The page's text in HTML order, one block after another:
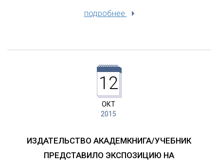
подробнее
12
ОКТ
2015
ИЗДАТЕЛЬСТВО АКАДЕМКНИГА/УЧЕБНИК
ПРЕДСТАВИЛО ЭКСПОЗИЦИЮ НА